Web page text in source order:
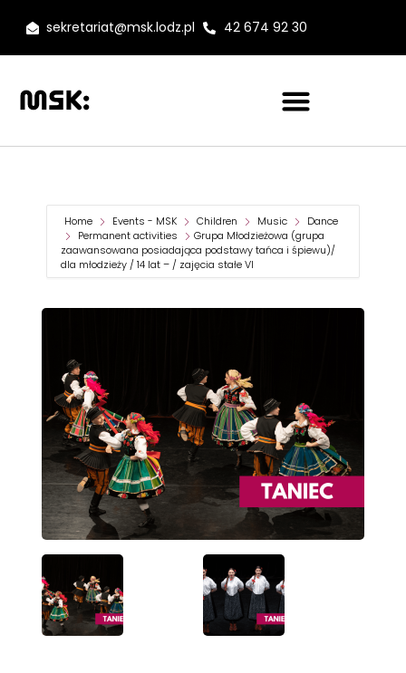
sekretariat@msk.lodz.pl 42 674 92 30
Home Events - MSK Children Music
Dance
Permanent activities
Grupa Młodzieżowa (grupa
zaawansowana posiadająca podstawy tańca i śpiewu)/
dla młodzieży / 14 lat – / zajęcia stałe VI